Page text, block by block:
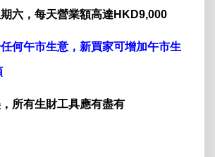
六，每天營業額高達HKD9,000
何午市生意，新買家可增加午市生
所有生財工具應有盡有